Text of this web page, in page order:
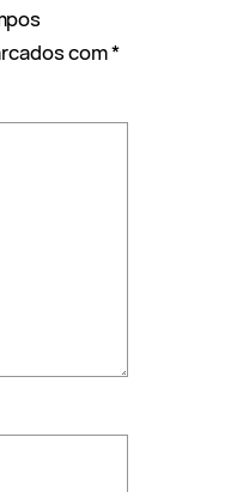
com*